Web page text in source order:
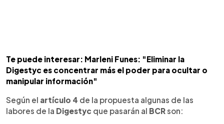
Te puede interesar: Marleni Funes: "Eliminar la
Digestyc es concentrar más el poder para ocultar o
manipular información"
Según el artículo 4 de la propuesta algunas de las
labores de la Digestyc que pasarán al BCRson: